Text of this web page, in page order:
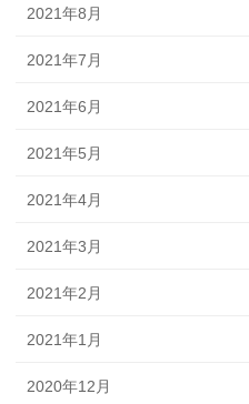
2021年8月
2021年7月
2021年6月
2021年5月
2021年4月
2021年3月
2021年2月
2021年1月
2020年12月